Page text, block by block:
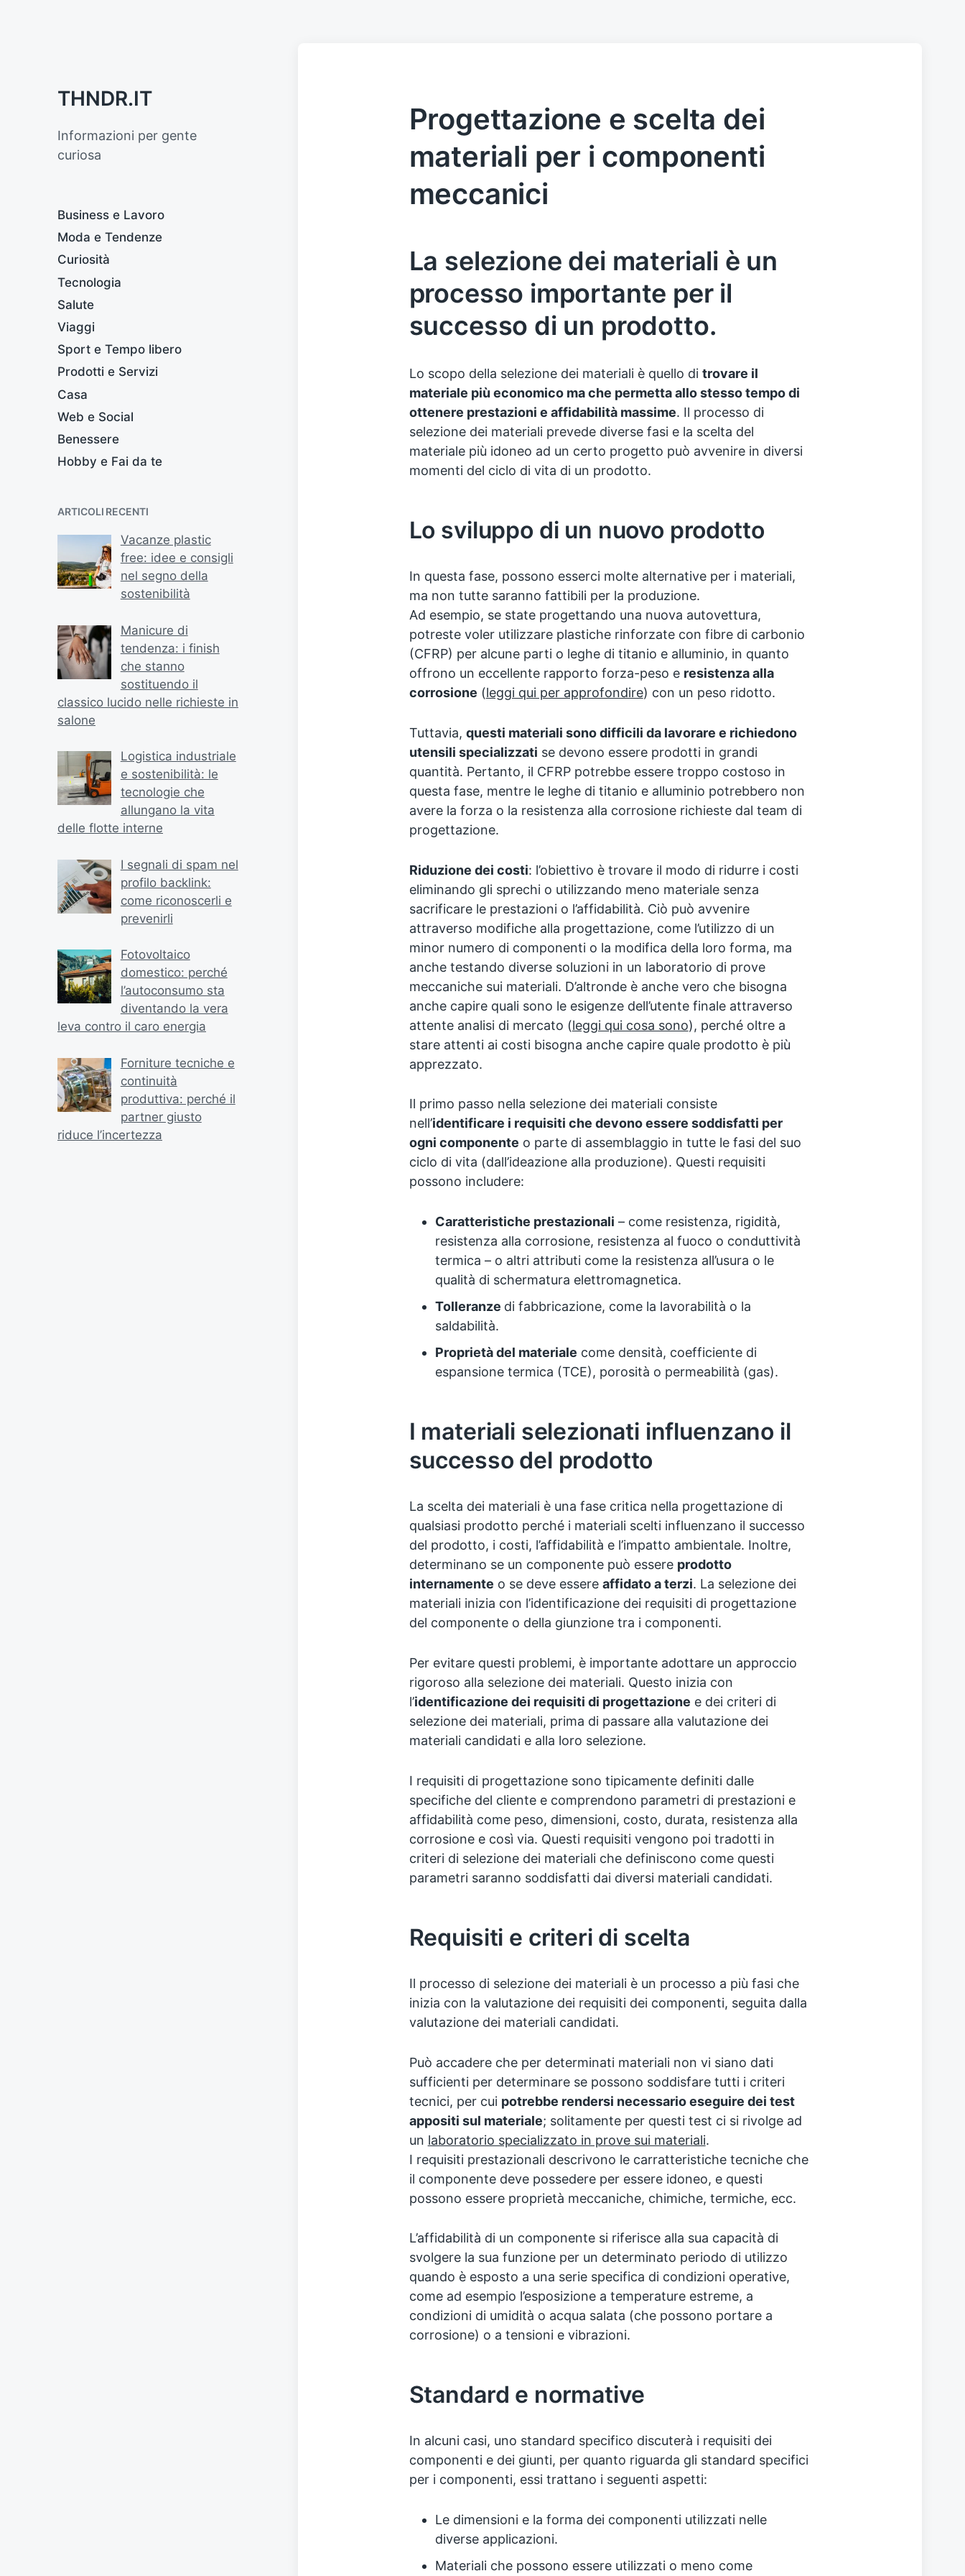
THNDR.IT
Informazioni per gente
curiosa
Business e Lavoro
Moda e Tendenze
Curiosità
Tecnologia
Salute
Viaggi
Sport e Tempo libero
Prodotti e Servizi
Casa
Web e Social
Benessere
Hobby e Fai da te
ARTICOLI RECENTI
Vacanze plastic
free: idee e consigli
nel segno della
sostenibilità
Manicure di
tendenza: i finish
che stanno
sostituendo il
classico lucido nelle richieste in
salone
Logistica industriale
e sostenibilità: le
tecnologie che
allungano la vita
delle flotte interne
I segnali di spam nel
profilo backlink:
come riconoscerli e
prevenirli
Fotovoltaico
domestico: perché
l’autoconsumo sta
diventando la vera
leva contro il caro energia
Forniture tecniche e
continuità
produttiva: perché il
partner giusto
riduce l’incertezza
Progettazione e scelta dei
materiali per i componenti
meccanici
La selezione dei materiali è un
processo importante per il
successo di un prodotto.
Lo scopo della selezione dei materiali è quello di trovare il
materiale più economico ma che permetta allo stesso tempo di
ottenere prestazioni e affidabilità massime. Il processo di
selezione dei materiali prevede diverse fasi e la scelta del
materiale più idoneo ad un certo progetto può avvenire in diversi
momenti del ciclo di vita di un prodotto.
Lo sviluppo di un nuovo prodotto
In questa fase, possono esserci molte alternative per i materiali,
ma non tutte saranno fattibili per la produzione.
Ad esempio, se state progettando una nuova autovettura,
potreste voler utilizzare plastiche rinforzate con fibre di carbonio
(CFRP) per alcune parti o leghe di titanio e alluminio, in quanto
offrono un eccellente rapporto forza-peso e resistenza alla
corrosione (leggi qui per approfondire) con un peso ridotto.
Tuttavia, questi materiali sono difficili da lavorare e richiedono
utensili specializzati se devono essere prodotti in grandi
quantità. Pertanto, il CFRP potrebbe essere troppo costoso in
questa fase, mentre le leghe di titanio e alluminio potrebbero non
avere la forza o la resistenza alla corrosione richieste dal team di
progettazione.
Riduzione dei costi: l’obiettivo è trovare il modo di ridurre i costi
eliminando gli sprechi o utilizzando meno materiale senza
sacrificare le prestazioni o l’affidabilità. Ciò può avvenire
attraverso modifiche alla progettazione, come l’utilizzo di un
minor numero di componenti o la modifica della loro forma, ma
anche testando diverse soluzioni in un laboratorio di prove
meccaniche sui materiali. D’altronde è anche vero che bisogna
anche capire quali sono le esigenze dell’utente finale attraverso
attente analisi di mercato (leggi qui cosa sono), perché oltre a
stare attenti ai costi bisogna anche capire quale prodotto è più
apprezzato.
Il primo passo nella selezione dei materiali consiste
nell’identificare i requisiti che devono essere soddisfatti per
ogni componente o parte di assemblaggio in tutte le fasi del suo
ciclo di vita (dall’ideazione alla produzione). Questi requisiti
possono includere:
Caratteristiche prestazionali – come resistenza, rigidità,
resistenza alla corrosione, resistenza al fuoco o conduttività
termica – o altri attributi come la resistenza all’usura o le
qualità di schermatura elettromagnetica.
Tolleranze di fabbricazione, come la lavorabilità o la
saldabilità.
Proprietà del materiale come densità, coefficiente di
espansione termica (TCE), porosità o permeabilità (gas).
I materiali selezionati influenzano il
successo del prodotto
La scelta dei materiali è una fase critica nella progettazione di
qualsiasi prodotto perché i materiali scelti influenzano il successo
del prodotto, i costi, l’affidabilità e l’impatto ambientale. Inoltre,
determinano se un componente può essere prodotto
internamente o se deve essere affidato a terzi. La selezione dei
materiali inizia con l’identificazione dei requisiti di progettazione
del componente o della giunzione tra i componenti.
Per evitare questi problemi, è importante adottare un approccio
rigoroso alla selezione dei materiali. Questo inizia con
l’identificazione dei requisiti di progettazione e dei criteri di
selezione dei materiali, prima di passare alla valutazione dei
materiali candidati e alla loro selezione.
I requisiti di progettazione sono tipicamente definiti dalle
specifiche del cliente e comprendono parametri di prestazioni e
affidabilità come peso, dimensioni, costo, durata, resistenza alla
corrosione e così via. Questi requisiti vengono poi tradotti in
criteri di selezione dei materiali che definiscono come questi
parametri saranno soddisfatti dai diversi materiali candidati.
Requisiti e criteri di scelta
Il processo di selezione dei materiali è un processo a più fasi che
inizia con la valutazione dei requisiti dei componenti, seguita dalla
valutazione dei materiali candidati.
Può accadere che per determinati materiali non vi siano dati
sufficienti per determinare se possono soddisfare tutti i criteri
tecnici, per cui potrebbe rendersi necessario eseguire dei test
appositi sul materiale; solitamente per questi test ci si rivolge ad
un laboratorio specializzato in prove sui materiali.
I requisiti prestazionali descrivono le carratteristiche tecniche che
il componente deve possedere per essere idoneo, e questi
possono essere proprietà meccaniche, chimiche, termiche, ecc.
L’affidabilità di un componente si riferisce alla sua capacità di
svolgere la sua funzione per un determinato periodo di utilizzo
quando è esposto a una serie specifica di condizioni operative,
come ad esempio l’esposizione a temperature estreme, a
condizioni di umidità o acqua salata (che possono portare a
corrosione) o a tensioni e vibrazioni.
Standard e normative
In alcuni casi, uno standard specifico discuterà i requisiti dei
componenti e dei giunti, per quanto riguarda gli standard specifici
per i componenti, essi trattano i seguenti aspetti:
Le dimensioni e la forma dei componenti utilizzati nelle
diverse applicazioni.
Materiali che possono essere utilizzati o meno come